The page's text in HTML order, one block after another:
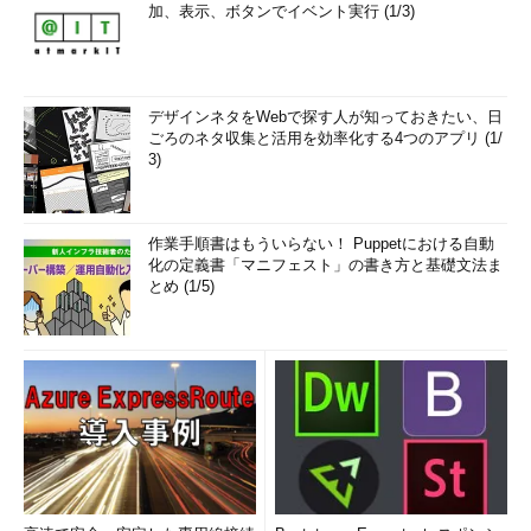
加、表示、ボタンでイベント実行 (1/3)
デザインネタをWebで探す人が知っておきたい、日
ごろのネタ収集と活用を効率化する4つのアプリ (1/
3)
作業手順書はもういらない！ Puppetにおける自動
化の定義書「マニフェスト」の書き方と基礎文法ま
とめ (1/5)